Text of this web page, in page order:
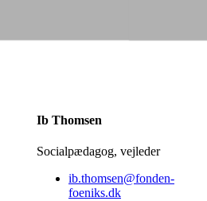
Ib Thomsen
Socialpædagog, vejleder
ib.thomsen@fonden-
foeniks.dk